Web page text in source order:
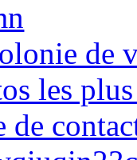
de
les
de